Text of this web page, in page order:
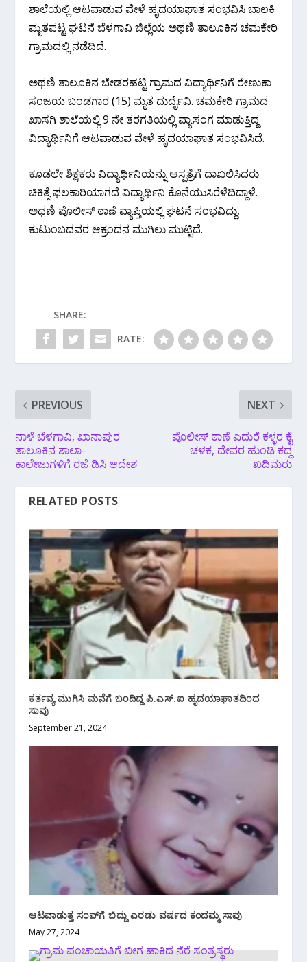
ಶಾಲೆಯಲ್ಲಿ ಆಟವಾಡುವ ವೇಳೆ ಹೃದಯಾಘಾತ ಸಂಭವಿಸಿ ಬಾಲಕಿ
ಮೃತಪಟ್ಟ ಘಟನೆ ಬೆಳಗಾವಿ ಜಿಲ್ಲೆಯ ಅಥಣಿ ತಾಲೂಕಿನ ಚಮಕೇರಿ
ಗ್ರಾಮದಲ್ಲಿ ನಡೆದಿದೆ.
ಅಥಣಿ ತಾಲೂಕಿನ ಬೇಡರಹಟ್ಟಿ ಗ್ರಾಮದ ವಿದ್ಯಾರ್ಥಿನಿಗೆ ರೇಣುಕಾ
ಸಂಜಯ ಬಂಡಗಾರ (15) ಮೃತ ದುರ್ದೈವಿ. ‌ಚಮಕೇರಿ ಗ್ರಾಮದ
ಖಾಸಗಿ ಶಾಲೆಯಲ್ಲಿ 9 ನೇ ತರಗತಿಯಲ್ಲಿ ವ್ಯಾಸಂಗ ಮಾಡುತ್ತಿದ್ದ
ವಿದ್ಯಾರ್ಥಿನಿಗೆ ಆಟವಾಡುವ ವೇಳೆ ಹೃದಯಾಘಾತ ಸಂಭವಿಸಿದೆ.
ಕೂಡಲೇ ಶಿಕ್ಷಕರು ವಿದ್ಯಾರ್ಥಿನಿಯನ್ನು ಆಸ್ಪತ್ರೆಗೆ ದಾಖಲಿಸಿದರು
ಚಿಕಿತ್ಸೆ ಫಲಕಾರಿಯಾಗದೆ ವಿದ್ಯಾರ್ಥಿನಿ ಕೊನೆಯುಸಿರೆಳೆದಿದ್ದಾಳೆ.
ಅಥಣಿ ಪೊಲೀಸ್ ಠಾಣೆ ವ್ಯಾಪ್ತಿಯಲ್ಲಿ ಘಟನೆ ಸಂಭವಿದ್ದು,
ಕುಟುಂಬದವರ ಆಕ್ರಂದನ ಮುಗಿಲು ಮುಟ್ಟಿದೆ.
SHARE:
RATE:
PREVIOUS
ನಾಳೆ ಬೆಳಗಾವಿ, ಖಾನಾಪುರ
ತಾಲೂಕಿನ ಶಾಲಾ-
ಕಾಲೇಜುಗಳಿಗೆ ರಜೆ ಡಿಸಿ ಆದೇಶ
NEXT
ಪೊಲೀಸ್ ಠಾಣೆ ಎದುರೆ ಕಳ್ಳರ ಕೈ
ಚಳಕ, ದೇವರ ಹುಂಡಿ ಕದ್ದ
ಖದಿಮರು
RELATED POSTS
ಕರ್ತವ್ಯ ಮುಗಿಸಿ ಮನೆಗೆ ಬಂದಿದ್ದ ಪಿ.ಎಸ್.ಐ ಹೃದಯಾಘಾತದಿಂದ
ಸಾವು
September 21, 2024
ಆಟವಾಡುತ್ತ ಸಂಪ್‌ಗೆ ಬಿದ್ದು ಎರಡು ವರ್ಷದ ಕಂದಮ್ಮ ಸಾವು
May 27, 2024